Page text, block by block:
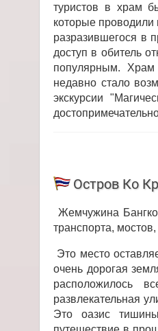
туристов в храм
которые
разразившегося в
доступ в обитель
популярным. Храм
недавно стало
экскурсии
Остров Ко
Жемчужина
транспорта,
Это место
очень дорогая
расположилось
развлекательная
Это оазис